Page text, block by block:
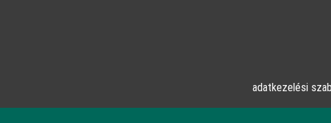
adatkezelési